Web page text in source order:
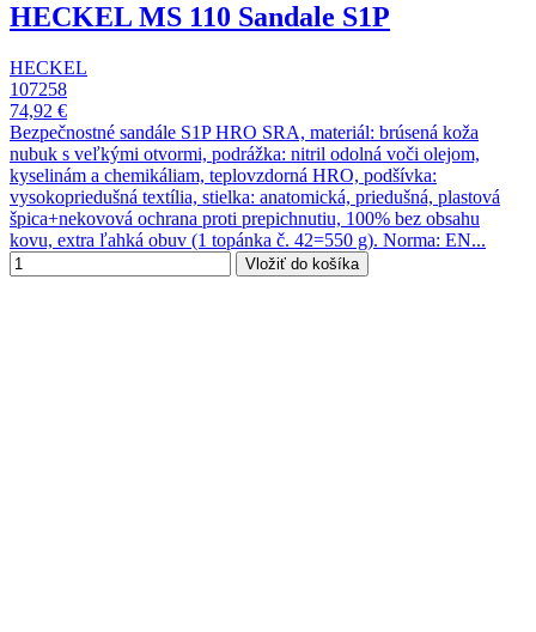
HECKEL MS 110 Sandale S1P
HECKEL
107258
74,92 €
Bezpečnostné sandále S1P HRO SRA, materiál: brúsená koža
nubuk s veľkými otvormi, podrážka: nitril odolná voči olejom,
kyselinám a chemikáliam, teplovzdorná HRO, podšívka:
vysokopriedušná textília, stielka: anatomická, priedušná, plastová
špica+nekovová ochrana proti prepichnutiu, 100% bez obsahu
kovu, extra ľahká obuv (1 topánka č. 42=550 g). Norma: EN...
Vložiť do košíka